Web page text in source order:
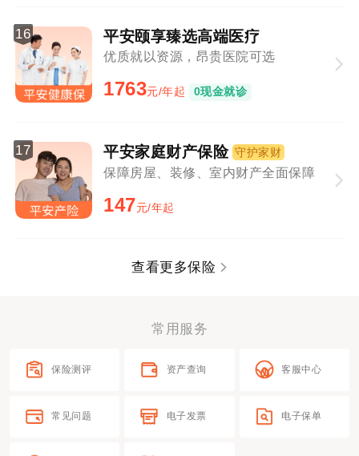
16 平安颐享臻选高端医疗
优质就以资源，昂贵医院可选
1763元/年起 0现金就诊
17 平安家庭财产保险 守护家财
保障房屋、装修、室内财产全面保障
147元/年起
查看更多保险
常用服务
保险测评 资产查询 客服中心
常见问题 电子发票 电子保单